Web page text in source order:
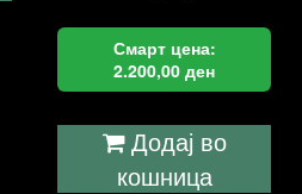
Смарт цена:
2.200,00ден
Додај во
кошница